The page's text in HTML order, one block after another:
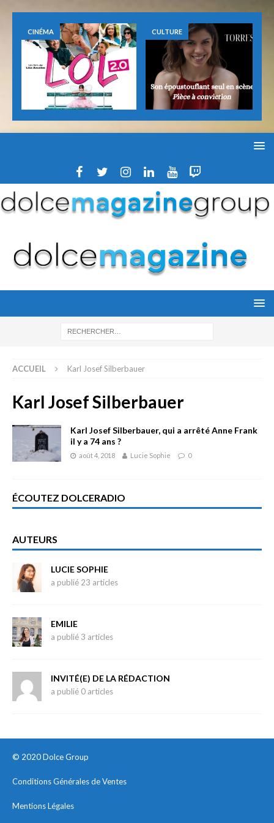
CINÉMA CULTURE
ACCUEIL Karl Josef Silberbauer
Karl Josef Silberbauer
Karl Josef Silberbauer, qui a arrêté Anne Frank
il y a 74 ans ?
août 4, 2018 Lucie Sophie 0
ÉCOUTEZ DOLCERADIO
AUTEURS
LUCIE SOPHIE
a publié 23 articles
EMILIE
a publié 3 articles
INVITÉ(E) DE LA RÉDACTION
a publié 0 articles
© 2020 Dolce Group
Conditions Générales de Ventes
Mentions Légales